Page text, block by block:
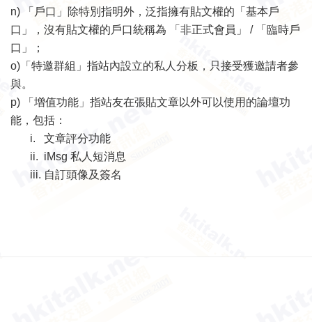
n) 「戶口」除特別指明外，泛指擁有貼文權的「基本戶
口」，沒有貼文權的戶口統稱為 「非正式會員」 / 「臨時戶
口」；
o)「特邀群組」指站內設立的私人分板，只接受獲邀請者參
與。
p) 「增值功能」指站友在張貼文章以外可以使用的論壇功
能，包括：
i. 文章評分功能
ii. iMsg 私人短消息
iii. 自訂頭像及簽名